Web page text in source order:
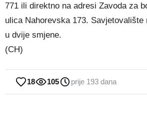
771 ili direktno na adresi Zavoda za
ulica Nahorevska 173. Savjetovalište
u dvije smjene.
(CH)
18 105 prije 193 dana